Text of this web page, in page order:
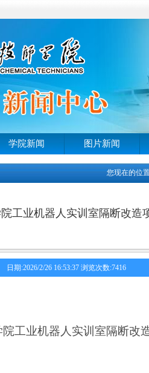
学院新闻 图片新闻
您现在的位
工业机器人实训室隔断改造
日期:2026/2/26 16:53:37 浏览次数:7416
工业机器人实训室隔断改